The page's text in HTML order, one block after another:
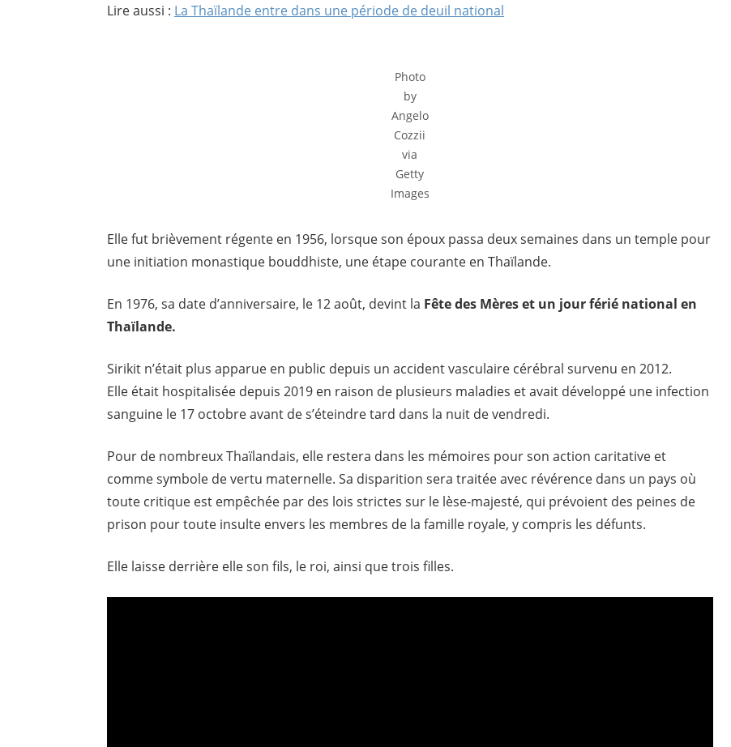
Lire aussi : La Thaïlande entre dans une période de deuil national
Photo
by
Angelo
Cozzii
via
Getty
Images
Elle fut brièvement régente en 1956, lorsque son époux passa deux semaines dans un temple pour
une initiation monastique bouddhiste, une étape courante en Thaïlande.
En 1976, sa date d’anniversaire, le 12 août, devint la Fête des Mères et un jour férié national en
Thaïlande.
Sirikit n’était plus apparue en public depuis un accident vasculaire cérébral survenu en 2012.
Elle était hospitalisée depuis 2019 en raison de plusieurs maladies et avait développé une infection
sanguine le 17 octobre avant de s’éteindre tard dans la nuit de vendredi.
Pour de nombreux Thaïlandais, elle restera dans les mémoires pour son action caritative et
comme symbole de vertu maternelle. Sa disparition sera traitée avec révérence dans un pays où
toute critique est empêchée par des lois strictes sur le lèse-majesté, qui prévoient des peines de
prison pour toute insulte envers les membres de la famille royale, y compris les défunts.
Elle laisse derrière elle son fils, le roi, ainsi que trois filles.